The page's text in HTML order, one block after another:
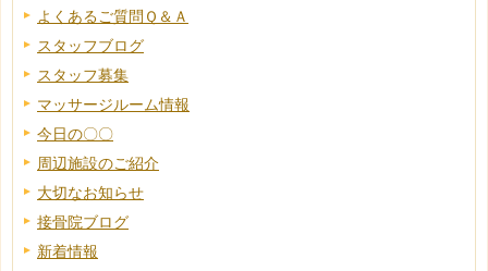
よくあるご質問Ｑ＆Ａ
スタッフブログ
スタッフ募集
マッサージルーム情報
今日の〇〇
周辺施設のご紹介
大切なお知らせ
接骨院ブログ
新着情報